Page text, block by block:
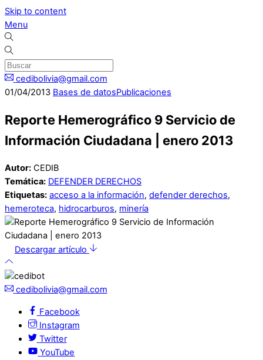
Skip to content
Menu
cedibolivia@gmail.com
01/04/2013 Bases de datosPublicaciones
Reporte Hemerográfico 9 Servicio de
Información Ciudadana | enero 2013
Autor: CEDIB
Temática: DEFENDER DERECHOS
Etiquetas: acceso a la información, defender derechos,
hemeroteca, hidrocarburos, minería
Descargar artículo
cedibolivia@gmail.com
Facebook
Instagram
Twitter
YouTube